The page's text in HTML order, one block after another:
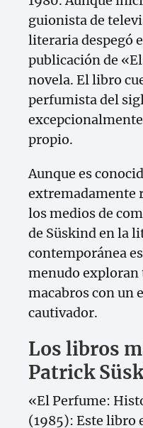
guionista de
literaria despegó
publicación de
novela. El libro
perfumista del
propio.
Aunque es
extremadamente
los medios de
de Süskind en la
contemporánea
menudo exploran
macabros con un
cautivador.
Los libros
Patrick
«El Perfume:
(1985): Este libro